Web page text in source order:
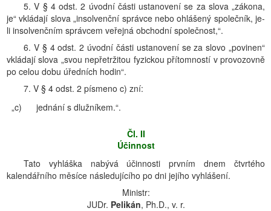
5. V § 4 odst. 2 úvodní části ustanovení se za slova „zákona,
je“ vkládají slova „insolvenční správce nebo ohlášený společník, je-
li insolvenčním správcem veřejná obchodní společnost,“.
6. V § 4 odst. 2 úvodní části ustanovení se za slovo „povinen“
vkládají slova „svou nepřetržitou fyzickou přítomností v provozovně
po celou dobu úředních hodin“.
7. V § 4 odst. 2 písmeno c) zní:
„c)
jednání s dlužníkem.“.
Čl. II
Účinnost
Tato vyhláška nabývá účinnosti prvním dnem čtvrtého
kalendářního měsíce následujícího po dni jejího vyhlášení.
Ministr:
JUDr. Pelikán, Ph.D., v. r.